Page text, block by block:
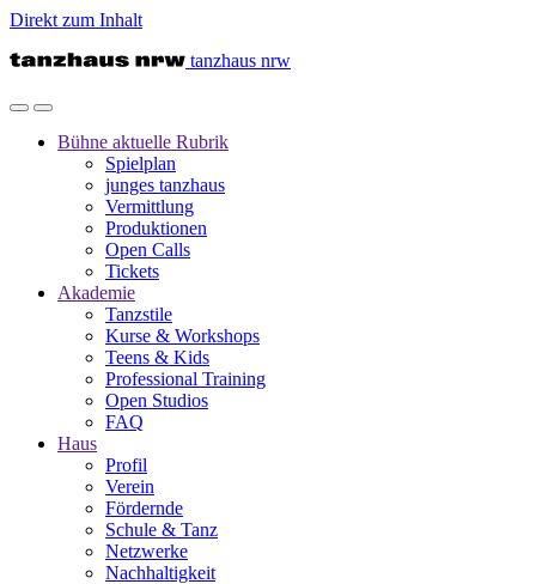
Direkt zum Inhalt
tanzhaus nrw
Bühne aktuelle Rubrik
Spielplan
junges tanzhaus
Vermittlung
Produktionen
Open Calls
Tickets
Akademie
Tanzstile
Kurse & Workshops
Teens & Kids
Professional Training
Open Studios
FAQ
Haus
Profil
Verein
Fördernde
Schule & Tanz
Netzwerke
Nachhaltigkeit